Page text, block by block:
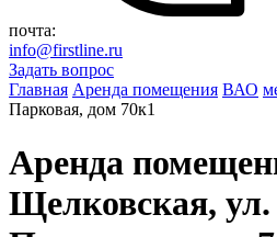
почта:
info@firstline.ru
Задать вопрос
Главная Аренда помещения ВАО
Парковая, дом 70к1
Аренда
Щелковская, ул.